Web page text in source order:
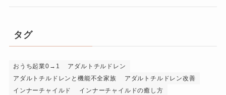
タグ
おうち起業0→1
アダルトチルドレン
アダルトチルドレンと機能不全家族
アダルトチルドレン改善
インナーチャイルド
インナーチャイルドの癒し方